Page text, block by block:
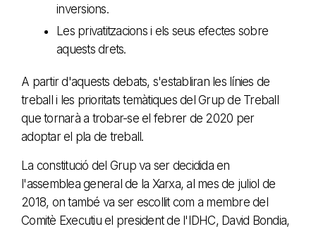
inversions.
Les privatitzacions i els seus efectes sobre
aquests drets.
A partir d'aquests debats, s'establiran les línies de
treball i les prioritats temàtiques del Grup de Treball
que tornarà a trobar-se el febrer de 2020 per
adoptar el pla de treball.
La constitució del Grup va ser decidida en
l'assemblea general de la Xarxa, al mes de juliol de
2018, on també va ser escollit com a membre del
Comitè Executiu el president de l'IDHC, David Bondia,